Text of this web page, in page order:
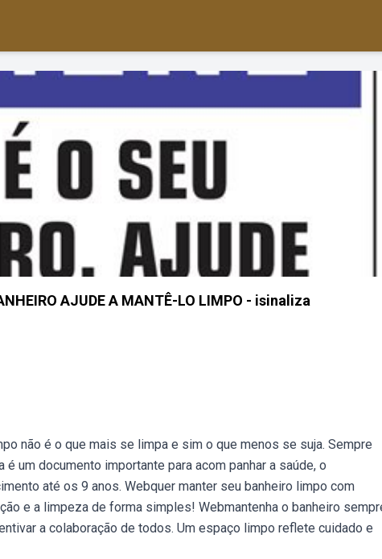
AJUDE A MANTÊ-LO LIMPO - isinaliza
não é o que mais se limpa e sim o que menos se suja. Sempre
um documento importante para acom panhar a saúde, o
até os 9 anos. Webquer manter seu banheiro limpo com
e a limpeza de forma simples! Webmantenha o banheiro
a colaboração de todos. Um espaço limpo reflete cuidado e